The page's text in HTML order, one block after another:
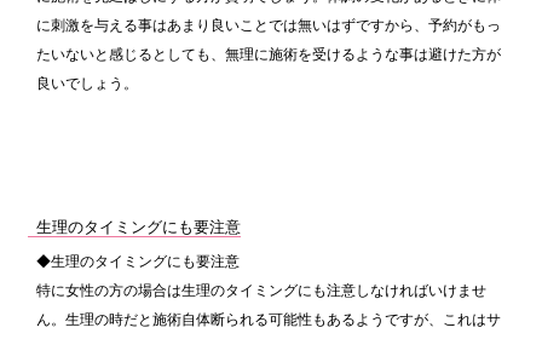
に刺激を与える事はあまり良いことでは無いはずですから、予約がもっ
たいないと感じるとしても、無理に施術を受けるような事は避けた方が
良いでしょう。
生理のタイミングにも要注意
◆生理のタイミングにも要注意
特に女性の方の場合は生理のタイミングにも注意しなければいけませ
ん。生理の時だと施術自体断られる可能性もあるようですが、これはサ